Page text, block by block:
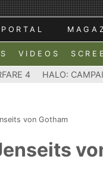
PORTAL
VIDEOS
4 HALO:
von Gotham